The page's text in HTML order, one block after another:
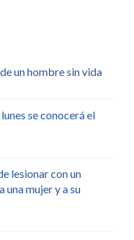
un hombre sin vida
se conocerá el
lesionar con un
una mujer y a su